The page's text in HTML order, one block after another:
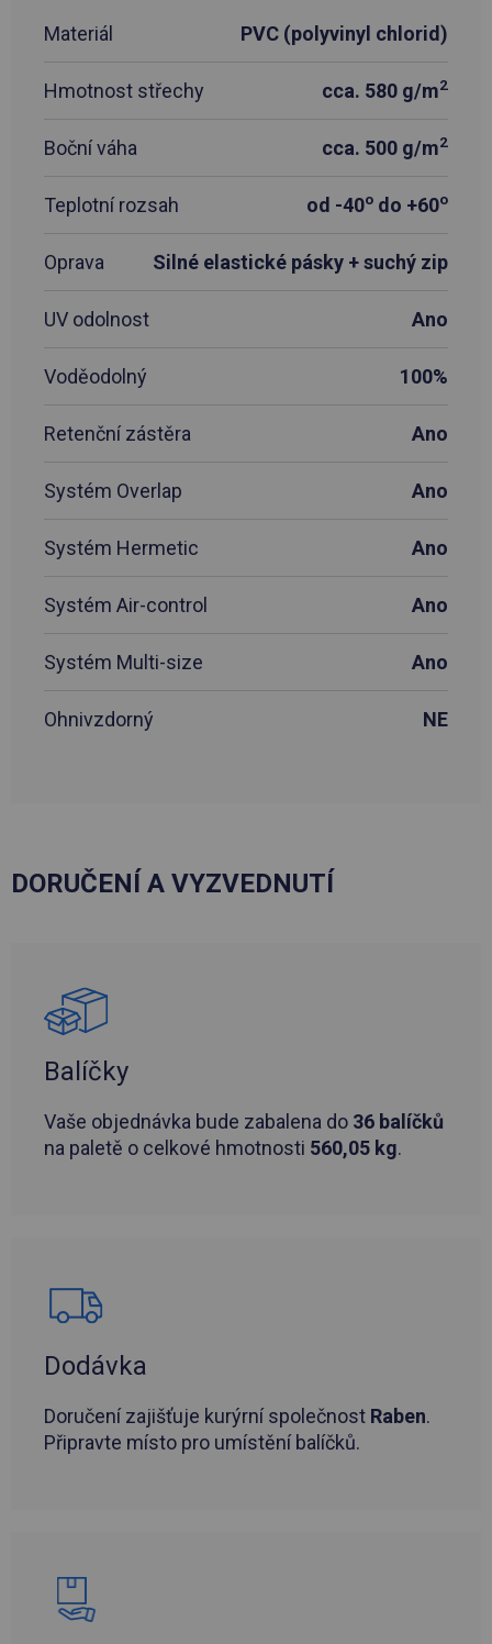
Materiál PVC (polyvinyl chlorid)
Hmotnost střechy cca. 580 g/m2
Boční váha cca. 500 g/m2
Teplotní rozsah od -40o do +60o
Oprava Silné elastické pásky + suchý zip
UV odolnost Ano
Voděodolný 100%
Retenční zástěra Ano
Systém Overlap Ano
Systém Hermetic Ano
Systém Air-control Ano
Systém Multi-size Ano
Ohnivzdorný NE
DORUČENÍ A VYZVEDNUTÍ
Balíčky
Vaše objednávka bude zabalena do 36 balíčků
na paletě o celkové hmotnosti 560,05 kg.
Dodávka
Doručení zajišťuje kurýrní společnost Raben.
Připravte místo pro umístění balíčků.